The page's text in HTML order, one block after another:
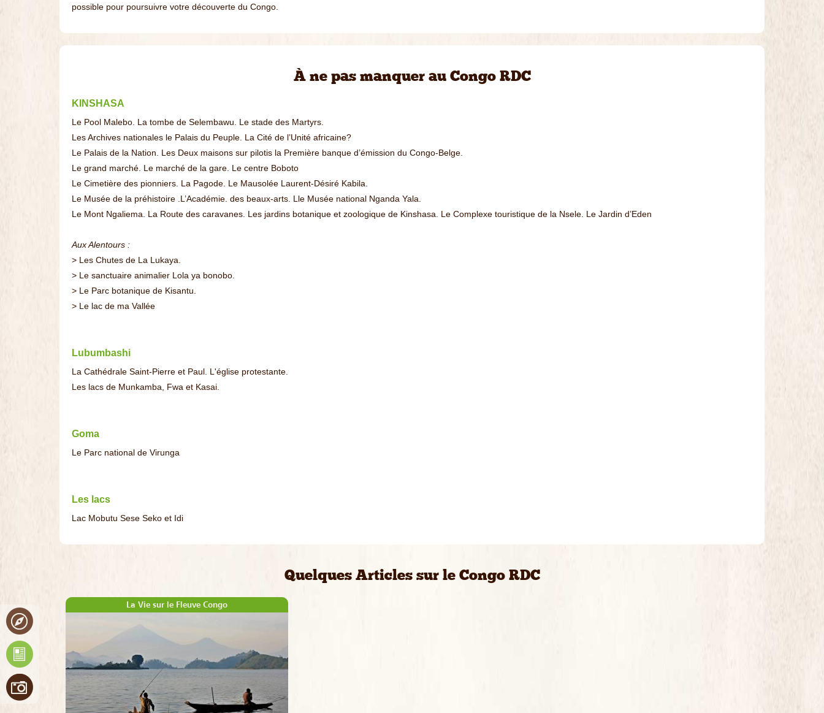
possible pour poursuivre votre découverte du Congo.
À ne pas manquer au Congo RDC
KINSHASA
Le Pool Malebo. La tombe de Selembawu. Le stade des Martyrs.
Les Archives nationales le Palais du Peuple. La Cité de l’Unité africaine?
Le Palais de la Nation. Les Deux maisons sur pilotis la Première banque d’émission du Congo-Belge.
Le grand marché. Le marché de la gare. Le centre Boboto
Le Cimetière des pionniers. La Pagode. Le Mausolée Laurent-Désiré Kabila.
Le Musée de la préhistoire .L’Académie. des beaux-arts. Lle Musée national Nganda Yala.
Le Mont Ngaliema. La Route des caravanes. Les jardins botanique et zoologique de Kinshasa. Le Complexe touristique de la Nsele. Le Jardin d’Eden
Aux Alentours :
> Les Chutes de La Lukaya.
> Le sanctuaire animalier Lola ya bonobo.
> Le Parc botanique de Kisantu.
> Le lac de ma Vallée
Lubumbashi
La Cathédrale Saint-Pierre et Paul. L'église protestante.
Les lacs de Munkamba, Fwa et Kasai.
Goma
Le Parc national de Virunga
Les lacs
Lac Mobutu Sese Seko et Idi
Quelques Articles sur le Congo RDC
La Vie sur le Fleuve Congo